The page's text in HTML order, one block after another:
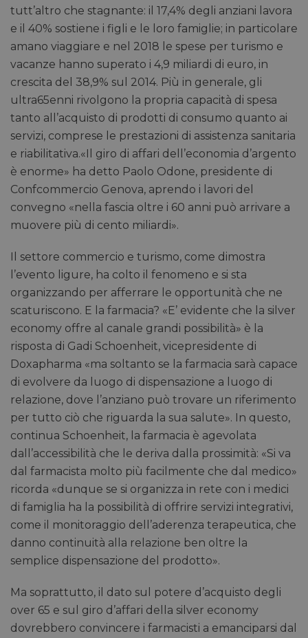
tutt’altro che stagnante: il 17,4% degli anziani lavora
e il 40% sostiene i figli e le loro famiglie; in particolare
amano viaggiare e nel 2018 le spese per turismo e
vacanze hanno superato i 4,9 miliardi di euro, in
crescita del 38,9% sul 2014. Più in generale, gli
ultra65enni rivolgono la propria capacità di spesa
tanto all’acquisto di prodotti di consumo quanto ai
servizi, comprese le prestazioni di assistenza sanitaria
e riabilitativa.«Il giro di affari dell’economia d’argento
è enorme» ha detto Paolo Odone, presidente di
Confcommercio Genova, aprendo i lavori del
convegno «nella fascia oltre i 60 anni può arrivare a
muovere più di cento miliardi».
Il settore commercio e turismo, come dimostra
l’evento ligure, ha colto il fenomeno e si sta
organizzando per afferrare le opportunità che ne
scaturiscono. E la farmacia? «E’ evidente che la silver
economy offre al canale grandi possibilità» è la
risposta di Gadi Schoenheit, vicepresidente di
Doxapharma «ma soltanto se la farmacia sarà capace
di evolvere da luogo di dispensazione a luogo di
relazione, dove l’anziano può trovare un riferimento
per tutto ciò che riguarda la sua salute». In questo,
continua Schoenheit, la farmacia è agevolata
dall’accessibilità che le deriva dalla prossimità: «Si va
dal farmacista molto più facilmente che dal medico»
ricorda «dunque se si organizza in rete con i medici
di famiglia ha la possibilità di offrire servizi integrativi,
come il monitoraggio dell’aderenza terapeutica, che
danno continuità alla relazione ben oltre la
semplice dispensazione del prodotto».
Ma soprattutto, il dato sul potere d’acquisto degli
over 65 e sul giro d’affari della silver economy
dovrebbero convincere i farmacisti a emanciparsi dal